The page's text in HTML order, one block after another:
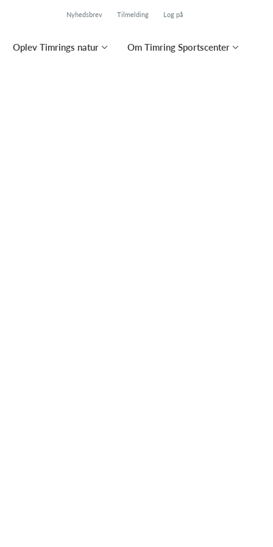
Nyhedsbrev Tilmelding Log på
Oplev Timrings natur Om Timring Sportscenter